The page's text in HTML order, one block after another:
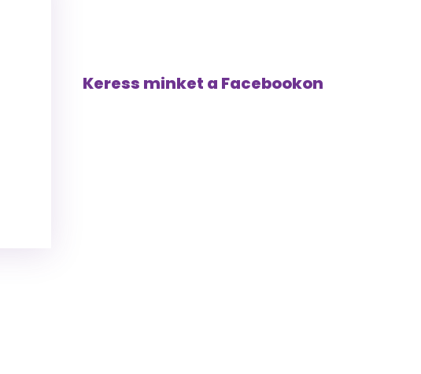
Keress minket a Facebookon